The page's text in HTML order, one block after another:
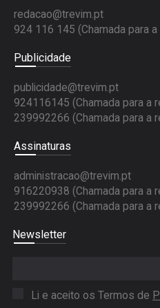
redacao@trevim.pt
924 116 145 (Chamada para
Publicidade
publicidade@trevim.pt
924116145 (Chamada para a
239992266 (Chamada para a
Assinaturas
administracao@trevim.pt
916220938 (Chamada para a
239992266 (Chamada para a
Newsletter
Li e aceito os Termos de